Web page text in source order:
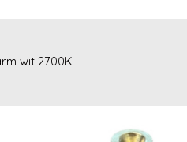
wit 2700K